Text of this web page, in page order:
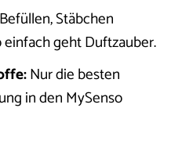
Stäbchen
geht Duftzauber.
Nur die besten
in den MySenso